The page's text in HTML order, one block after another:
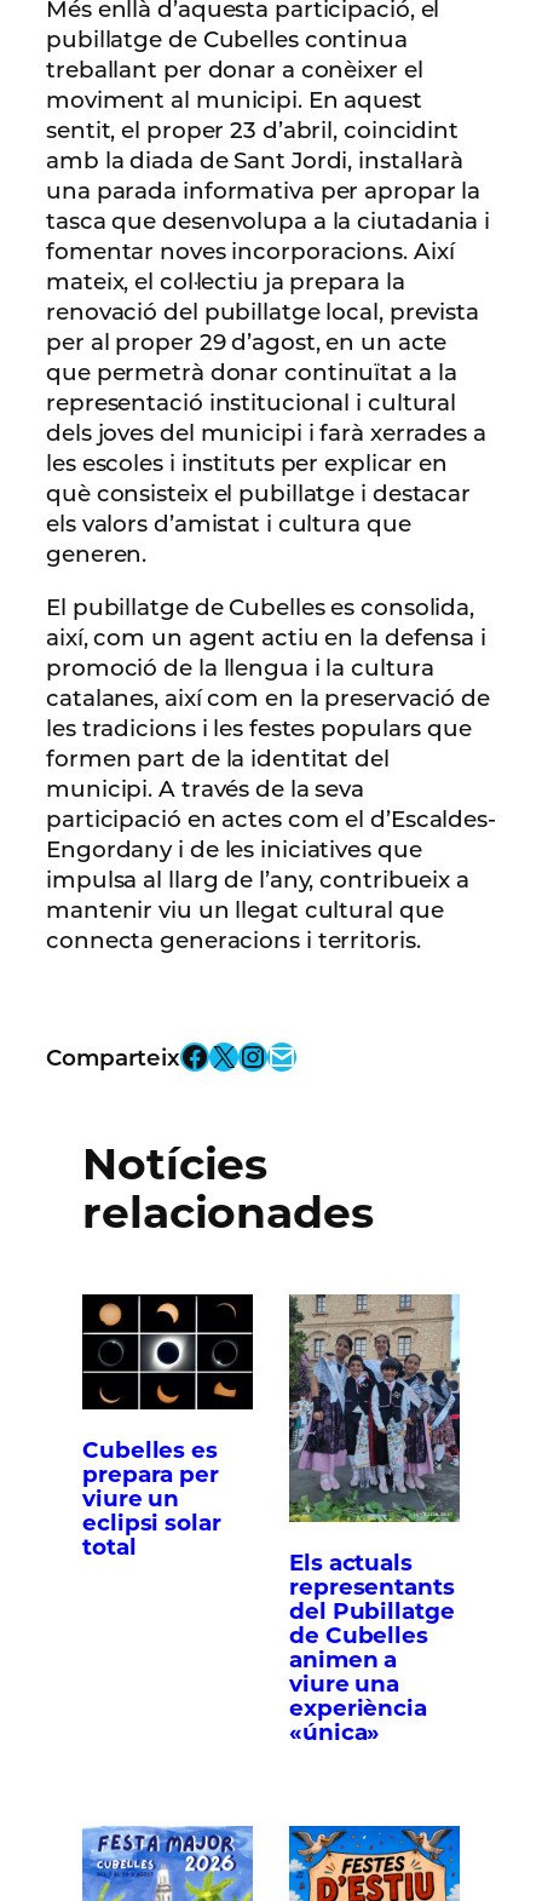
Més enllà d’aquesta participació, el
pubillatge de Cubelles continua
treballant per donar a conèixer el
moviment al municipi. En aquest
sentit, el proper 23 d’abril, coincidint
amb la diada de Sant Jordi, instal·larà
una parada informativa per apropar la
tasca que desenvolupa a la ciutadania i
fomentar noves incorporacions. Així
mateix, el col·lectiu ja prepara la
renovació del pubillatge local, prevista
per al proper 29 d’agost, en un acte
que permetrà donar continuïtat a la
representació institucional i cultural
dels joves del municipi i farà xerrades a
les escoles i instituts per explicar en
què consisteix el pubillatge i destacar
els valors d’amistat i cultura que
generen.
El pubillatge de Cubelles es consolida,
així, com un agent actiu en la defensa i
promoció de la llengua i la cultura
catalanes, així com en la preservació de
les tradicions i les festes populars que
formen part de la identitat del
municipi. A través de la seva
participació en actes com el d’Escaldes-
Engordany i de les iniciatives que
impulsa al llarg de l’any, contribueix a
mantenir viu un llegat cultural que
connecta generacions i territoris.
ComparteixFacebook X InstagramEmail
Notícies
relacionades
Cubelles es
prepara per
viure un
eclipsi solar
total
Els actuals
representants
del Pubillatge
de Cubelles
animen a
viure una
experiència
«única»